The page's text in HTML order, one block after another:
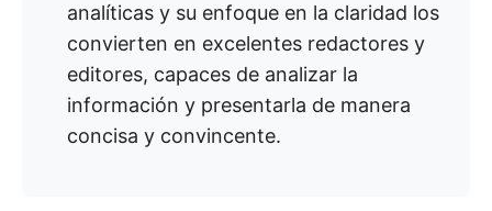
analíticas y su enfoque en la claridad los
convierten en excelentes redactores y
editores, capaces de analizar la
información y presentarla de manera
concisa y convincente.